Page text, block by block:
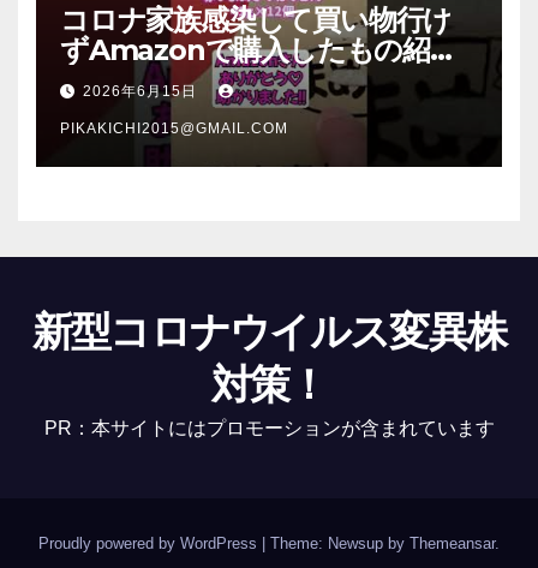
コロナ家族感染して買い物行け
ずAmazonで購入したもの紹
介 #Shorts
2026年6月15日
PIKAKICHI2015@GMAIL.COM
新型コロナウイルス変異株
対策！
PR：本サイトにはプロモーションが含まれています
Proudly powered by WordPress | Theme: Newsup by Themeansar.